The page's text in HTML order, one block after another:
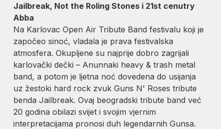
Jailbreak, Not the Roling Stones i 21st cenutry
Abba
Na Karlovac Open Air Tribute Band festivalu koji je
započeo sinoć, vladala je prava festivalska
atmosfera. Okupljene su najprije dobro zagrijali
karlovački dečki – Anunnaki heavy & trash metal
band, a potom je ljetna noć dovedena do usijanja
uz žestoki hard rock zvuk Guns N' Roses tribute
benda Jailbreak. Ovaj beogradski tribute band već
20 godina obilazi svijet i svojim vjernim
interpretacijama pronosi duh legendarnih Gunsa.